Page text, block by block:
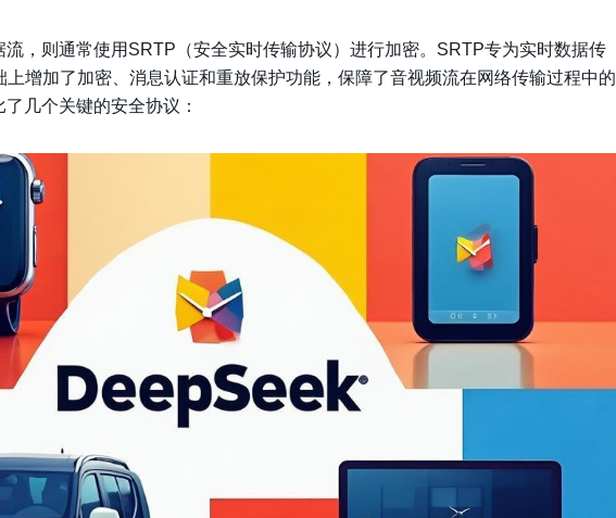
流，则通常使用SRTP（安全实时传输协议）进行加密。SRTP专为实时数据传
增加了加密、消息认证和重放保护功能，保障了音视频流在网络传输过程中的
几个关键的安全协议：